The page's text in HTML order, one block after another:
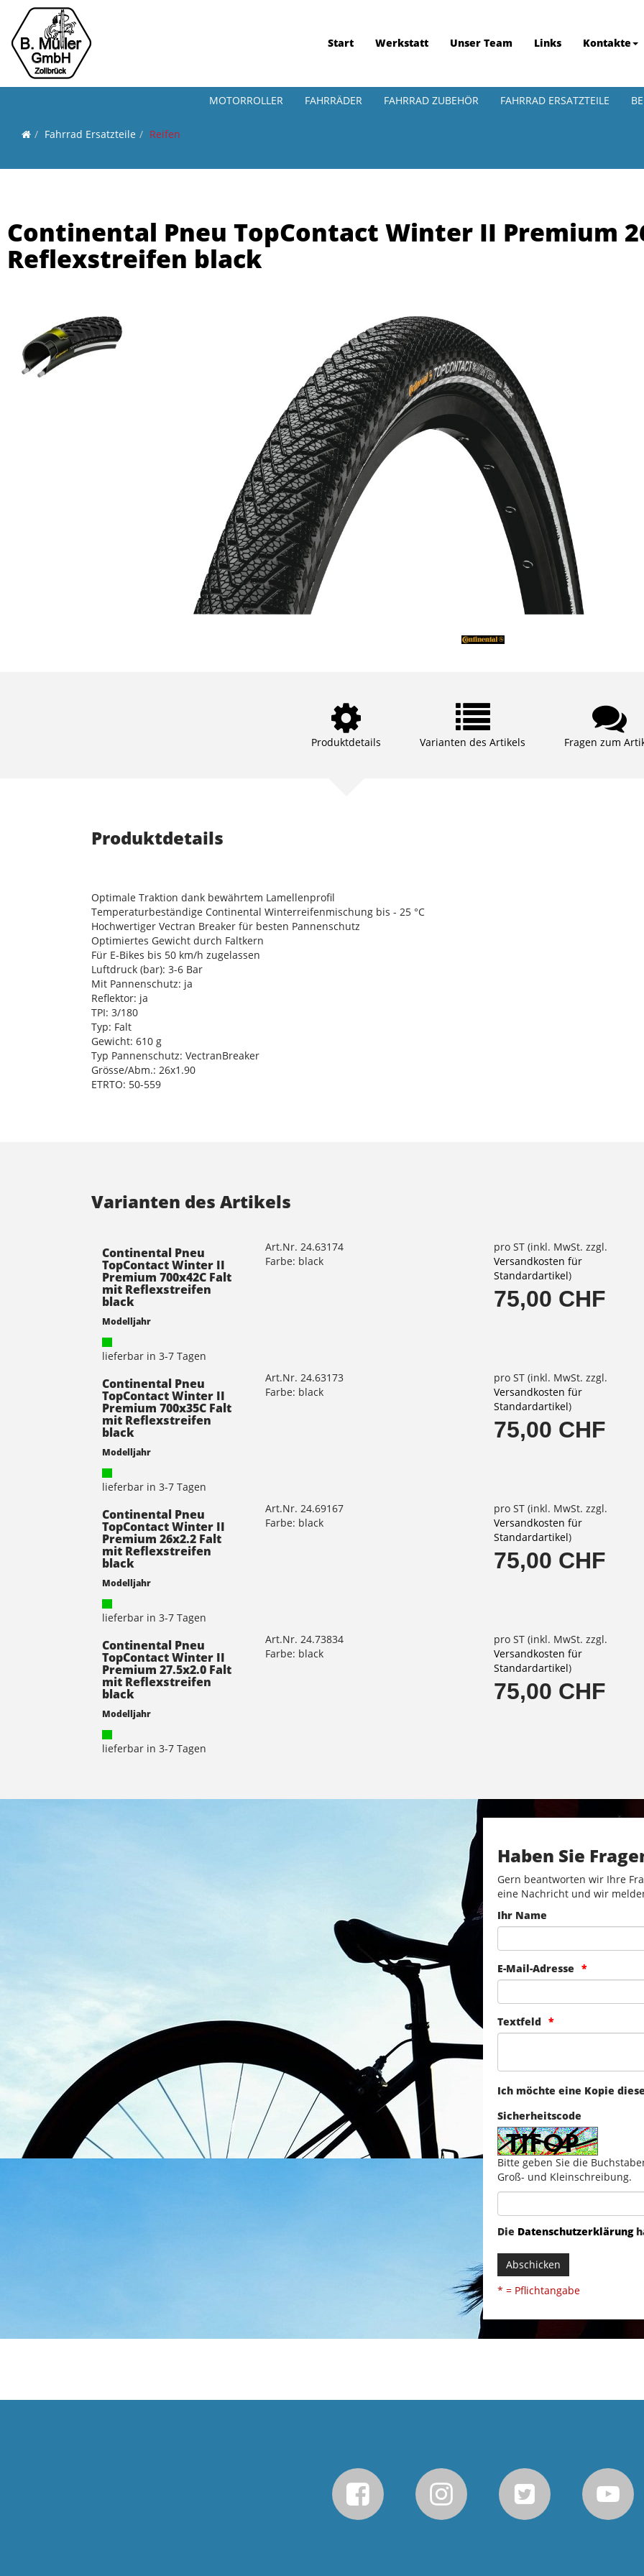
Start Werkstatt Unser Team Links Kontakte
MOTORROLLER FAHRRÄDER FAHRRAD ZUBEHÖR FAHRRAD ERSATZTEILE
Fahrrad Ersatzteile Reifen
Continental Pneu TopContact Winter II Premium
Reflexstreifen black
Produktdetails Varianten des Artikels Fragen zum
Produktdetails
Optimale Traktion dank bewährtem Lamellenprofil
Temperaturbeständige Continental Winterreifenmischung bis - 25 °C
Hochwertiger Vectran Breaker für besten Pannenschutz
Optimiertes Gewicht durch Faltkern
Für E-Bikes bis 50 km/h zugelassen
Luftdruck (bar): 3-6 Bar
Mit Pannenschutz: ja
Reflektor: ja
TPI: 3/180
Typ: Falt
Gewicht: 610 g
Typ Pannenschutz: VectranBreaker
Grösse/Abm.: 26x1.90
ETRTO: 50-559
Varianten des Artikels
Continental Pneu
TopContact Winter II
Premium 700x42C Falt
mit Reflexstreifen
black
Modelljahr
lieferbar in 3-7 Tagen
Art.Nr. 24.63174
Farbe: black
pro ST (inkl. MwSt. zzgl.
Versandkosten für
Standardartikel)
75,00 CHF
Continental Pneu
TopContact Winter II
Premium 700x35C Falt
mit Reflexstreifen
black
Modelljahr
lieferbar in 3-7 Tagen
Art.Nr. 24.63173
Farbe: black
pro ST (inkl. MwSt. zzgl.
Versandkosten für
Standardartikel)
75,00 CHF
Continental Pneu
TopContact Winter II
Premium 26x2.2 Falt
mit Reflexstreifen
black
Modelljahr
lieferbar in 3-7 Tagen
Art.Nr. 24.69167
Farbe: black
pro ST (inkl. MwSt. zzgl.
Versandkosten für
Standardartikel)
75,00 CHF
Continental Pneu
TopContact Winter II
Premium 27.5x2.0 Falt
mit Reflexstreifen
black
Modelljahr
lieferbar in 3-7 Tagen
Art.Nr. 24.73834
Farbe: black
pro ST (inkl. MwSt. zzgl.
Versandkosten für
Standardartikel)
75,00 CHF
Haben Sie
Gern beantworten wir Ihre
eine Nachricht und wir
Ihr Name
E-Mail-Adresse
Textfeld
Ich möchte eine Kopie
Sicherheitscode
Bitte geben Sie die
Groß- und Kleinschreibung.
Die Datenschutzerklärung
Abschicken
* = Pflichtangabe